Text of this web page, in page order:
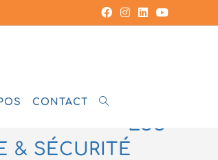
CONTACT
ESS
& SÉCURITÉ